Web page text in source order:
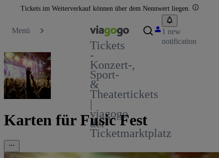
Tickets im Weiterverkauf können über dem Nennwert liegen.
Menü
Tickets
-
Konzert-,
Sport-
&
Theatertickets
|
viagogo
der
Ticketmarktplatz
1 new
notification
Karten für Fusic Fest